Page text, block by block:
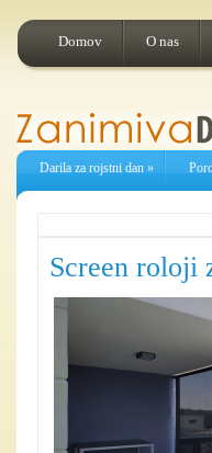
Domov O nas
Darila za rojstni dan »
Screen roloji